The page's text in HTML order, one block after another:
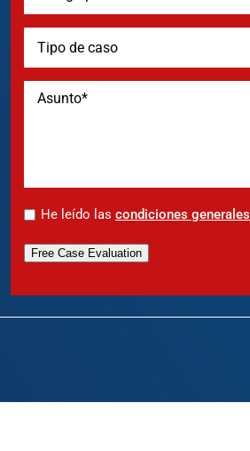
* He leído las condiciones generales
Free Case Evaluation